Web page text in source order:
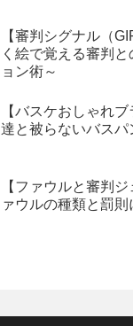
【審判シグナル（
く絵で覚える審判
ョン術～
【バスケおしゃれ
達と被らないバスパ
【ファウルと審判
ァウルの種類と罰則